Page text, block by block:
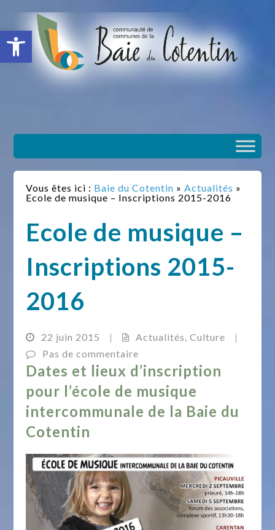
Ouvrir la barre d’outils
Vous êtes ici : Baie du Cotentin »Actualités »
Ecole de musique – Inscriptions 2015-2016
Ecole de musique –
Inscriptions 2015-
2016
22 juin 2015 | Actualités,Culture
|
Pas de commentaire
Dates et lieux d’inscription
pour l’école de musique
intercommunale de la Baie du
Cotentin